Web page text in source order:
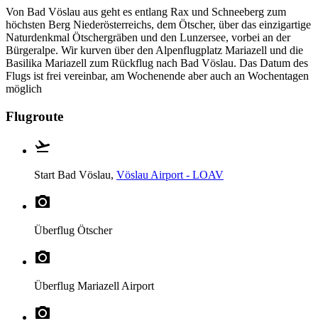
Von Bad Vöslau aus geht es entlang Rax und Schneeberg zum
höchsten Berg Niederösterreichs, dem Ötscher, über das einzigartige
Naturdenkmal Ötschergräben und den Lunzersee, vorbei an der
Bürgeralpe. Wir kurven über den Alpenflugplatz Mariazell und die
Basilika Mariazell zum Rückflug nach Bad Vöslau. Das Datum des
Flugs ist frei vereinbar, am Wochenende aber auch an Wochentagen
möglich
Flugroute
Start Bad Vöslau, Vöslau Airport - LOAV
Überflug Ötscher
Überflug Mariazell Airport